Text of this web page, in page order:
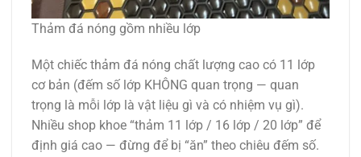
Thảm đá nóng gồm nhiều lớp
Một chiếc thảm đá nóng chất lượng cao có 11 lớp
cơ bản (đếm số lớp KHÔNG quan trọng — quan
trọng là mỗi lớp là vật liệu gì và có nhiệm vụ gì).
Nhiều shop khoe “thảm 11 lớp / 16 lớp / 20 lớp” để
định giá cao — đừng để bị “ăn” theo chiêu đếm số.